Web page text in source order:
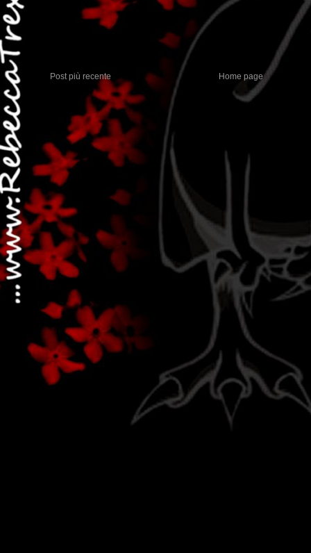
Post più recente Home page